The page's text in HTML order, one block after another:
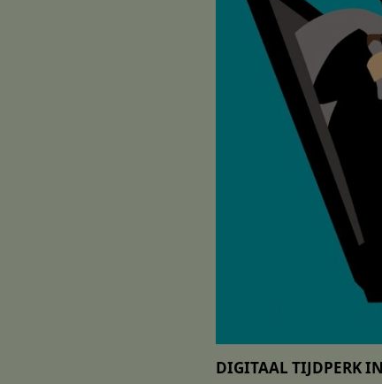
DIGITAAL TIJDPERK